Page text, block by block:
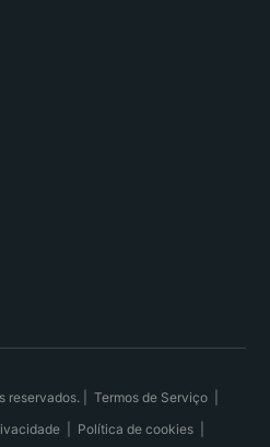
reservados. | Termos de Serviço|
| Política de cookies|